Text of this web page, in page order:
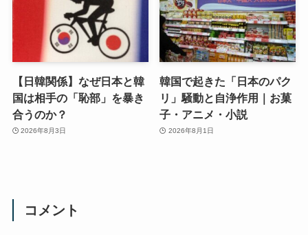
【日韓関係】なぜ日本と韓
国は相手の「恥部」を暴き
合うのか？
2026年8月3日
韓国で起きた「日本のパク
リ」騒動と自浄作用｜お菓
子・アニメ・小説
2026年8月1日
コメント